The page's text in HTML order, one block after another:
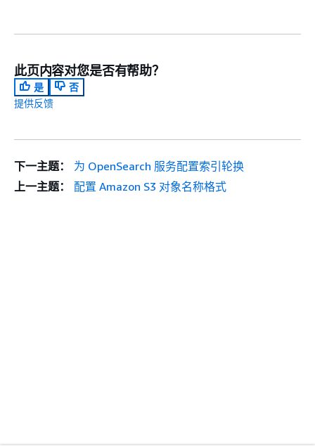
此页内容对您是否有帮助？
是
否
提供反馈
下一主题：
为 OpenSearch 服务配置索引轮换
上一主题：
配置 Amazon S3 对象名称格式